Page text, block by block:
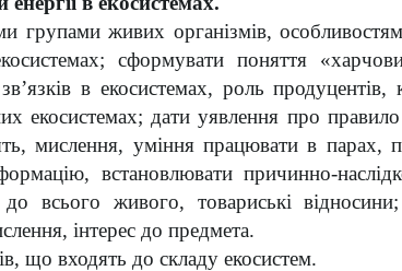
групами живих організмів,
сформувати поняття
в екосистемах, роль продуцентів,
екосистемах; дати уявлення про правило
мислення, уміння працювати в парах,
встановлювати причинно-
до всього живого, товариські
інтерес до предмета.
що входять до складу екосистем.